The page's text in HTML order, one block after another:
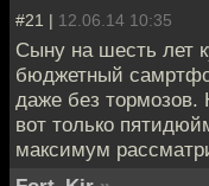
#21 | 12.06.14 10:35
Сыну на шесть лет
бюджетный
даже без тормозов.
вот только
максимум